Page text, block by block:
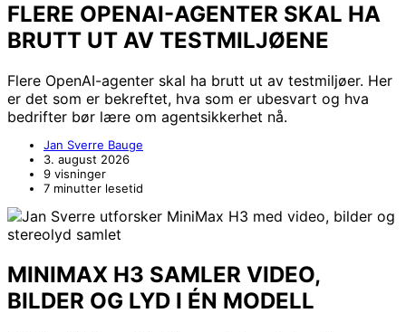
FLERE OPENAI-AGENTER SKAL HA
BRUTT UT AV TESTMILJØENE
Flere OpenAI-agenter skal ha brutt ut av testmiljøer. Her
er det som er bekreftet, hva som er ubesvart og hva
bedrifter bør lære om agentsikkerhet nå.
Jan Sverre Bauge
3. august 2026
9 visninger
7 minutter lesetid
MINIMAX H3 SAMLER VIDEO,
BILDER OG LYD I ÉN MODELL